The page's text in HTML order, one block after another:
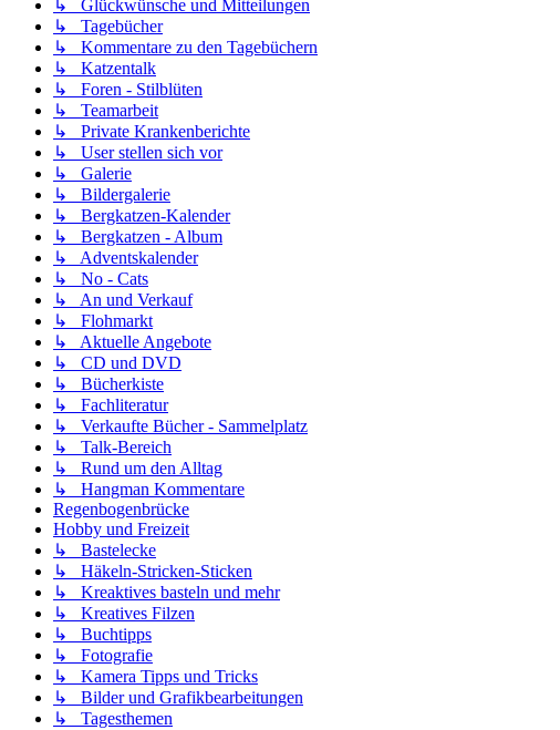
↳ Glückwünsche und Mitteilungen
↳ Tagebücher
↳ Kommentare zu den Tagebüchern
↳ Katzentalk
↳ Foren - Stilblüten
↳ Teamarbeit
↳ Private Krankenberichte
↳ User stellen sich vor
↳ Galerie
↳ Bildergalerie
↳ Bergkatzen-Kalender
↳ Bergkatzen - Album
↳ Adventskalender
↳ No - Cats
↳ An und Verkauf
↳ Flohmarkt
↳ Aktuelle Angebote
↳ CD und DVD
↳ Bücherkiste
↳ Fachliteratur
↳ Verkaufte Bücher - Sammelplatz
↳ Talk-Bereich
↳ Rund um den Alltag
↳ Hangman Kommentare
Regenbogenbrücke
Hobby und Freizeit
↳ Bastelecke
↳ Häkeln-Stricken-Sticken
↳ Kreaktives basteln und mehr
↳ Kreatives Filzen
↳ Buchtipps
↳ Fotografie
↳ Kamera Tipps und Tricks
↳ Bilder und Grafikbearbeitungen
↳ Tagesthemen